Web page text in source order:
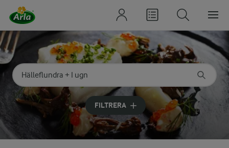
Sök på kategori eller ingrediens
Skriv in sökord för att få förslag
FILTRERA